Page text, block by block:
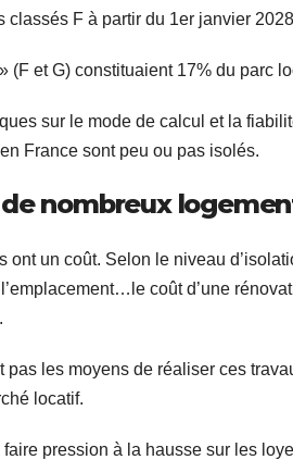
classés F à partir du 1er janvier
(F et G) constituaient 17% du parc
sur le mode de calcul et la
France sont peu ou pas isolés.
nombreux
ont un coût. Selon le niveau
coût d’une
pas les moyens de réaliser ces
locatif.
pression à la hausse sur les